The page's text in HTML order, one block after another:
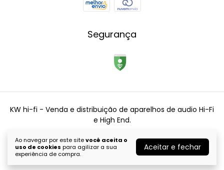
Ao navegar por este sitevocê aceita o
uso de cookies para agilizar a sua
experiência de compra.
Aceitar e fechar
Segurança
KW hi-fi - Venda e distribuição de aparelhos de audio Hi-Fi
e High End.